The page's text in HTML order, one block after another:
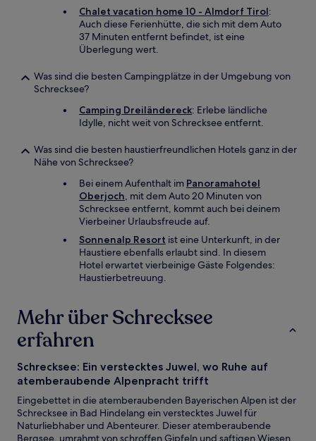
Chalet vacation home 10 - Almdorf Tirol:
Auch diese Ferienhütte, die sich mit dem Auto
37 Minuten entfernt befindet, ist eine
Überlegung wert.
Was sind die besten Campingplätze in der Umgebung von
Schrecksee?
Camping Dreiländereck: Erlebe ländliche
Idylle, nicht weit von Schrecksee entfernt.
Was sind die besten haustierfreundlichen Hotels ganz in der
Nähe von Schrecksee?
Bei einem Aufenthalt im Panoramahotel
Oberjoch, mit dem Auto 20 Minuten von
Schrecksee entfernt, kommt auch bei deinem
Vierbeiner Urlaubsfreude auf.
Sonnenalp Resort ist eine Unterkunft, in der
Haustiere ebenfalls erlaubt sind. In diesem
Hotel erwartet vierbeinige Gäste Folgendes:
Haustierbetreuung.
Mehr über Schrecksee
erfahren
Schrecksee: Ein verstecktes Juwel, wo Ruhe auf
atemberaubende Alpenpracht trifft
Eingebettet in die atemberaubenden Bayerischen Alpen ist der
Schrecksee in Bad Hindelang ein verstecktes Juwel für
Naturliebhaber und Abenteurer. Dieser atemberaubende
Bergsee, umrahmt von schroffen Gipfeln und saftigen Wiesen,